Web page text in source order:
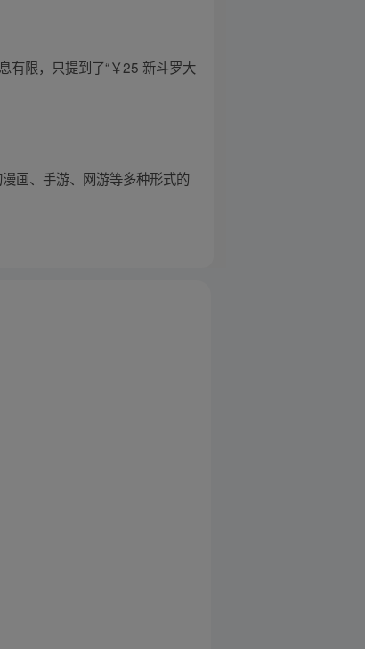
有限，只提到了“￥25 新斗罗大
画、手游、网游等多种形式的